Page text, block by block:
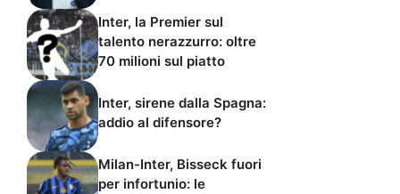
Inter, la Premier sul
talento nerazzurro: oltre
70 milioni sul piatto
Inter, sirene dalla Spagna:
addio al difensore?
Milan-Inter, Bisseck fuori
per infortunio: le